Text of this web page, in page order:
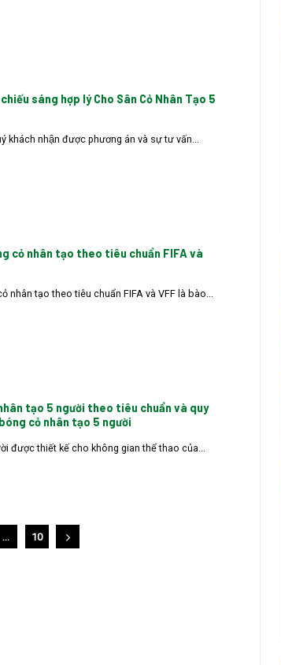
sáng hợp lý Cho Sân Cỏ Nhân Tạo 5
khách nhận được phương án và sự tư vấn...
cỏ nhân tạo theo tiêu chuẩn FIFA và
nhân tạo theo tiêu chuẩn FIFA và VFF là bào...
tạo 5 người theo tiêu chuẩn và quy
cỏ nhân tạo 5 người
được thiết kế cho không gian thể thao của...
… 10